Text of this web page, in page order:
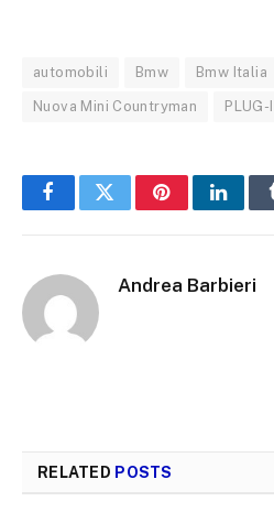
automobili Bmw Bmw Italia
Nuova Mini Countryman PLUG-
FacebookTwitterPinterest
Andrea Barbieri
RELATED POSTS